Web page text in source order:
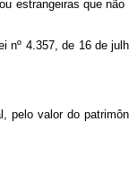
que não
nº 4.357, de 16 de
pelo valor do